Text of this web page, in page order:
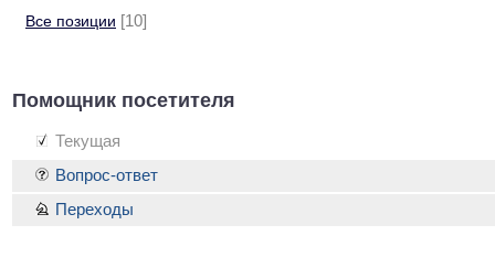
Все позиции [10]
Помощник посетителя
Текущая
Вопрос-ответ
Переходы